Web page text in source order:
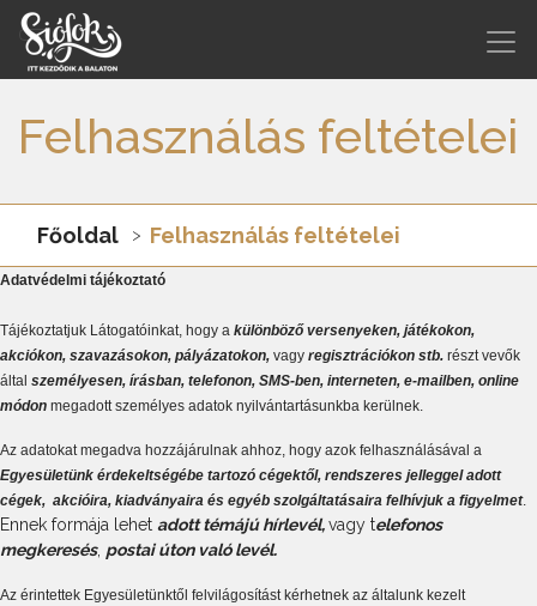
Felhasználás feltételei
Főoldal Felhasználás feltételei
Adatvédelmi tájékoztató
Tájékoztatjuk Látogatóinkat, hogy a különböző versenyeken, játékokon,
akciókon, szavazásokon, pályázatokon, vagy regisztrációkon stb. részt vevők
által személyesen, írásban, telefonon, SMS-ben, interneten, e-mailben, online
módon megadott személyes adatok nyilvántartásunkba kerülnek.
Az adatokat megadva hozzájárulnak ahhoz, hogy azok felhasználásával a
Egyesületünk érdekeltségébe tartozó cégektől, rendszeres jelleggel adott
cégek, akcióira, kiadványaira és egyéb szolgáltatásaira felhívjuk a figyelmet.
Ennek formája lehet adott témájú hírlevél,vagy telefonos
megkeresés, postai úton való levél.
Az érintettek Egyesületünktől felvilágosítást kérhetnek az általunk kezelt